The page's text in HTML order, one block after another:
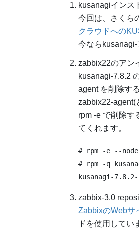
kusanagiインス
今回は、さくら
クラウドへの
今ならkusanagi-
zabbix22のアン
kusanagi-7.8.2
agent を削除す
zabbix22-agent(
rpm -e で削除す
てくれます。
# rpm -e --
# rpm -q
zabbix-3.0
ZabbixのWebサ
ドを使用してい